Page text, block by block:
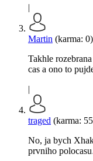
|
Martin (karma: 0)
Takhle
cas a ono to
|
traged (karma:
No, ja bych
prvniho